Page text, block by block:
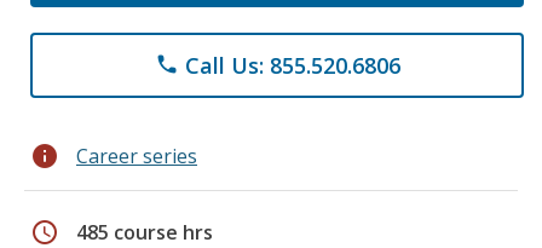
phone Call Us: 855.520.6806
info Career series
schedule 485 course hrs